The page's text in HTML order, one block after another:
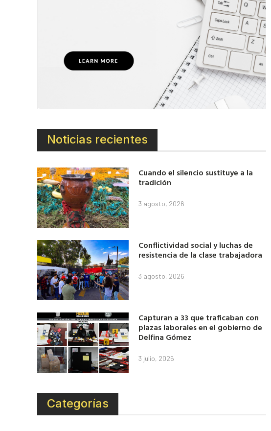
Noticias recientes
Cuando el silencio sustituye a la
tradición
3 agosto, 2026
Conflictividad social y luchas de
resistencia de la clase trabajadora
3 agosto, 2026
Capturan a 33 que traficaban con
plazas laborales en el gobierno de
Delfina Gómez
3 julio, 2026
Categorías